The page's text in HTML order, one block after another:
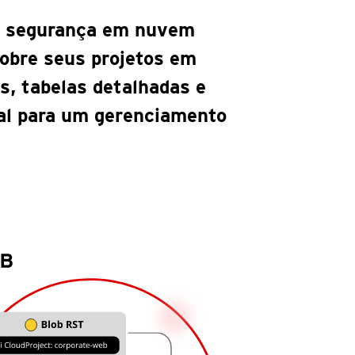
em nuvem
seus projetos em
tabelas detalhadas e
para um gerenciamento